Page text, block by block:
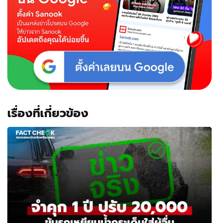
เรื่องที่เกี่ยวข้อง